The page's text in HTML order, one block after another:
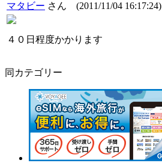
マタビー さん (2011/11/04 16:17:24)
４０日程度かかります
同カテゴリー